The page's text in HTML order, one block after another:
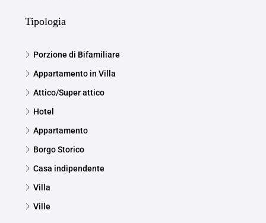
Tipologia
Porzione di Bifamiliare
Appartamento in Villa
Attico/Super attico
Hotel
Appartamento
Borgo Storico
Casa indipendente
Villa
Ville